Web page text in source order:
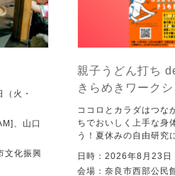
火・
、山口
文化振興
親子うどん打ち
きらめきワーク
ココロとカラダはつな
ちでおいしく上手な身
う！夏休みの自由研究
日時：2026年8月23日
会場：奈良市西部公民